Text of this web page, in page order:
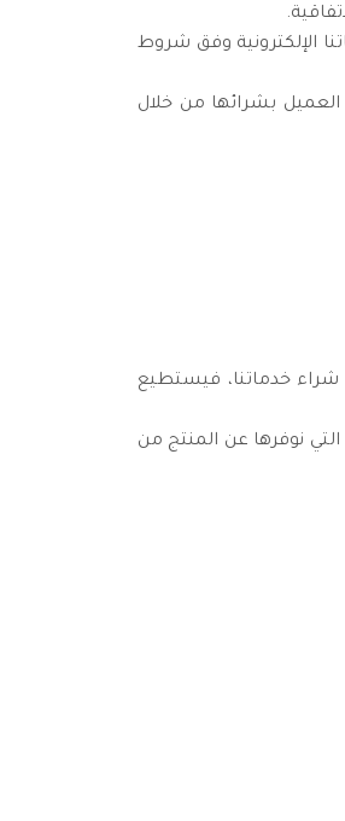
الإلكترونية وفق شروط
بشرائها من خلال
شراء خدماتنا، فيستطيع
نوفرها عن المنتج من